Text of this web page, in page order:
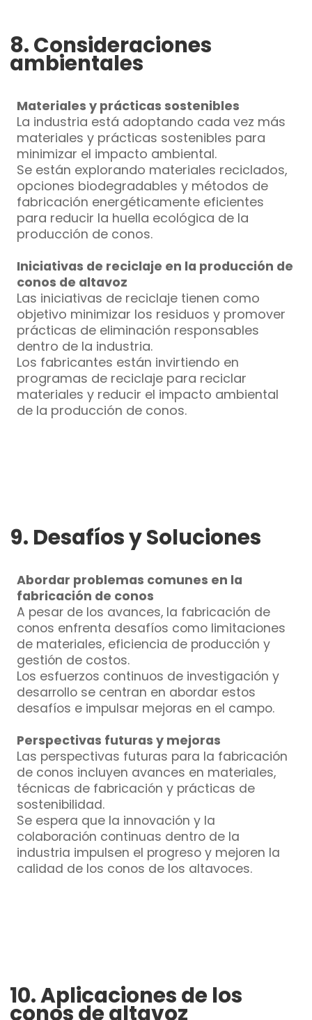
8. Consideraciones
ambientales
Materiales y prácticas sostenibles
La industria está adoptando cada vez más
materiales y prácticas sostenibles para
minimizar el impacto ambiental.
Se están explorando materiales reciclados,
opciones biodegradables y métodos de
fabricación energéticamente eficientes
para reducir la huella ecológica de la
producción de conos.
Iniciativas de reciclaje en la producción de
conos de altavoz
Las iniciativas de reciclaje tienen como
objetivo minimizar los residuos y promover
prácticas de eliminación responsables
dentro de la industria.
Los fabricantes están invirtiendo en
programas de reciclaje para reciclar
materiales y reducir el impacto ambiental
de la producción de conos.
9. Desafíos y Soluciones
Abordar problemas comunes en la
fabricación de conos
A pesar de los avances, la fabricación de
conos enfrenta desafíos como limitaciones
de materiales, eficiencia de producción y
gestión de costos.
Los esfuerzos continuos de investigación y
desarrollo se centran en abordar estos
desafíos e impulsar mejoras en el campo.
Perspectivas futuras y mejoras
Las perspectivas futuras para la fabricación
de conos incluyen avances en materiales,
técnicas de fabricación y prácticas de
sostenibilidad.
Se espera que la innovación y la
colaboración continuas dentro de la
industria impulsen el progreso y mejoren la
calidad de los conos de los altavoces.
10. Aplicaciones de los
conos de altavoz